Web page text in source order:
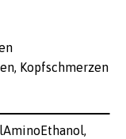
Kopfschmerzen